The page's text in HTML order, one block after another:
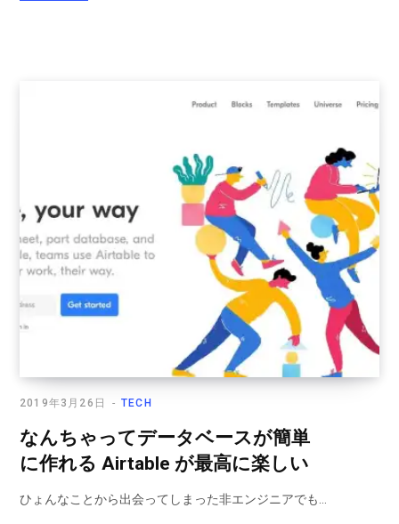
TECH
2019年3月26日
なんちゃってデータベースが簡単
に作れる Airtable が最高に楽しい
ひょんなことから出会ってしまった非エンジニアでも…